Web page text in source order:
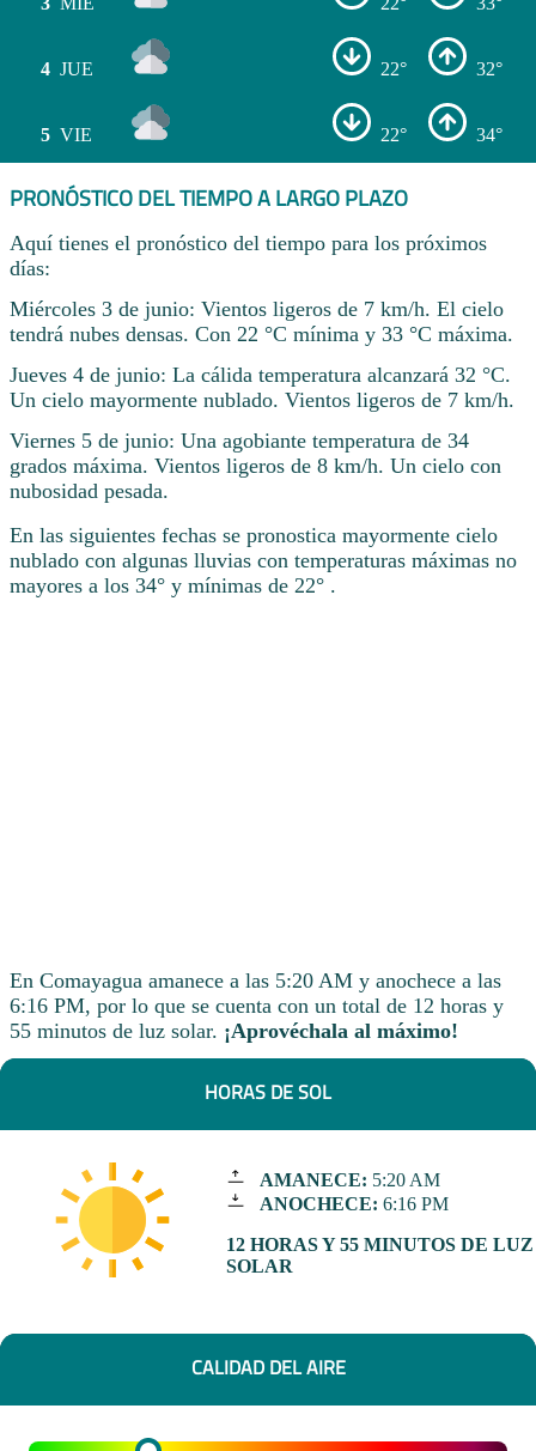
4 JUE 22° 32°
5 VIE 22° 34°
PRONÓSTICO DEL TIEMPO A LARGO PLAZO
Aquí tienes el pronóstico del tiempo para los próximos
días:
Miércoles 3 de junio: Vientos ligeros de 7 km/h. El cielo
tendrá nubes densas. Con 22 °C mínima y 33 °C máxima.
Jueves 4 de junio: La cálida temperatura alcanzará 32 °C.
Un cielo mayormente nublado. Vientos ligeros de 7 km/h.
Viernes 5 de junio: Una agobiante temperatura de 34
grados máxima. Vientos ligeros de 8 km/h. Un cielo con
nubosidad pesada.
En las siguientes fechas se pronostica mayormente cielo
nublado con algunas lluvias con temperaturas máximas no
mayores a los 34° y mínimas de 22° .
En Comayagua amanece a las 5:20 AM y anochece a las
6:16 PM, por lo que se cuenta con un total de 12 horas y
55 minutos de luz solar. ¡Aprovéchala al máximo!
HORAS DE SOL
AMANECE: 5:20 AM
ANOCHECE: 6:16 PM
12 HORAS Y 55 MINUTOS DE LUZ
SOLAR
CALIDAD DEL AIRE